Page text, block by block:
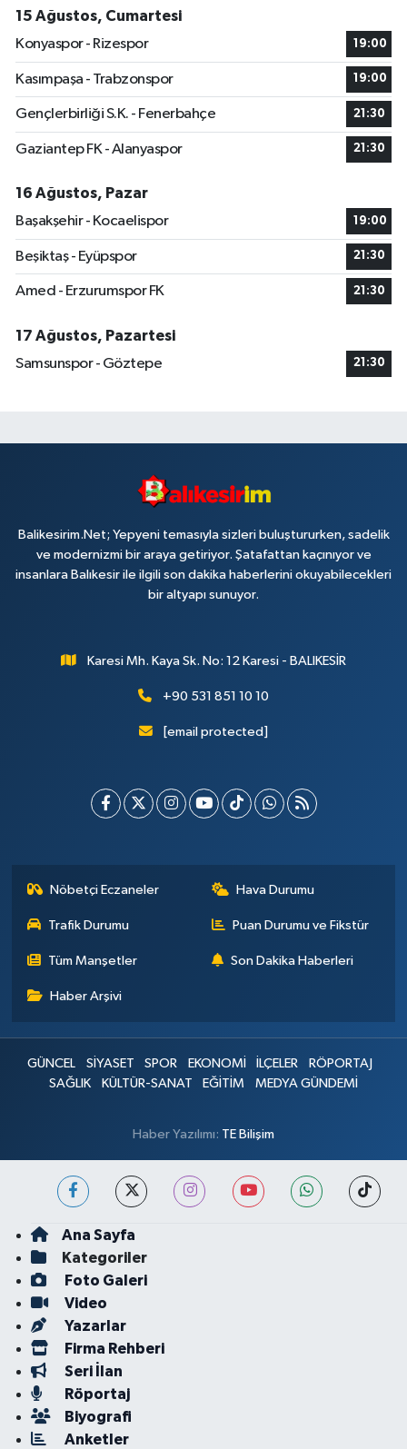
15 Ağustos, Cumartesi
Konyaspor - Rizespor
19:00
Kasımpaşa - Trabzonspor 19:00
Gençlerbirliği S.K. - Fenerbahçe 21:30
Gaziantep FK - Alanyaspor 21:30
16 Ağustos, Pazar
Başakşehir - Kocaelispor
19:00
Beşiktaş - Eyüpspor 21:30
Amed - Erzurumspor FK 21:30
17 Ağustos, Pazartesi
Samsunspor - Göztepe
21:30
Balikesirim.Net; Yepyeni temasıyla sizleri buluştururken, sadelik
ve modernizmi bir araya getiriyor. Şatafattan kaçınıyor ve
insanlara Balıkesir ile ilgili son dakika haberlerini okuyabilecekleri
bir altyapı sunuyor.
Karesi Mh. Kaya Sk. No: 12 Karesi - BALIKESİR
+90 531 851 10 10
[email protected]
Nöbetçi Eczaneler Hava Durumu
Trafik Durumu Puan Durumu ve Fikstür
Tüm Manşetler Son Dakika Haberleri
Haber Arşivi
GÜNCEL SİYASET SPOR EKONOMİ İLÇELER
RÖPORTAJ
SAĞLIK
KÜLTÜR-SANAT EĞİTİM MEDYA GÜNDEMİ
Haber Yazılımı: TE Bilişim
Ana Sayfa
Kategoriler
Foto Galeri
Video
Yazarlar
Firma Rehberi
Seri İlan
Röportaj
Biyografi
Anketler